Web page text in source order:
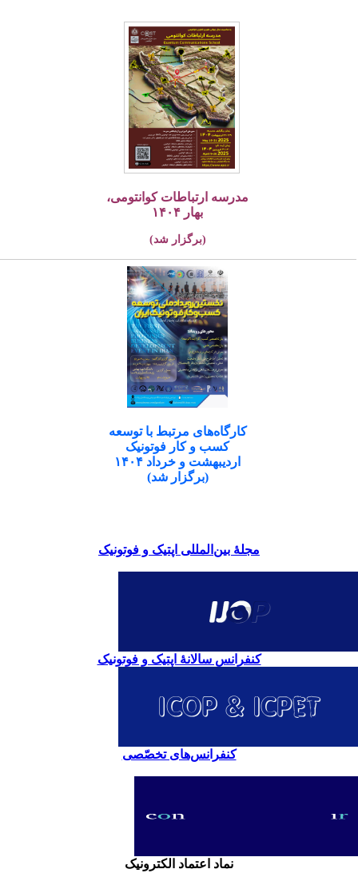
مدرسه ارتباطات کوانتومی،
بهار ۱۴۰۴
(برگزار شد)
کارگاه‌های مرتبط با توسعه
کسب و کار فوتونیک
اردیبهشت و خرداد ۱۴۰۴
(برگزار شد)
مجلۀ بین‌المللی اپتیک و فوتونیک
کنفرانس سالانۀ اپتیک و فوتونیک
کنفرانس‌های تخصّصی
نماد اعتماد الکترونیک